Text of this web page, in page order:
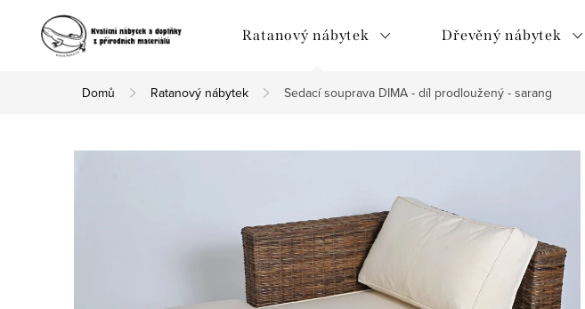
Ratanový nábytek Dřevěný nábytek
Domů Ratanový nábytek Sedací souprava DIMA - díl prodloužený - sarang